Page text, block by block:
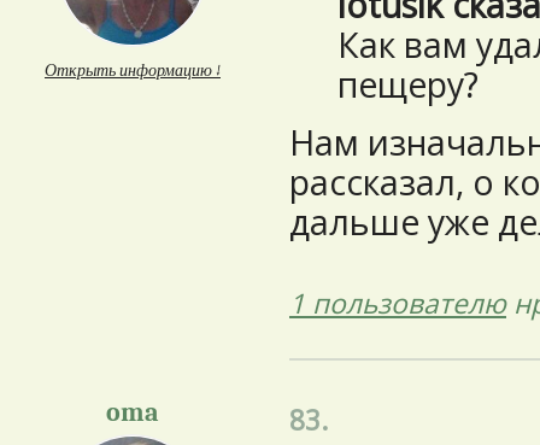
Открыть информацию ↓
Как вам
пещеру?
Нам
рассказал, о
дальше уже
1 пользователю
oma 83.